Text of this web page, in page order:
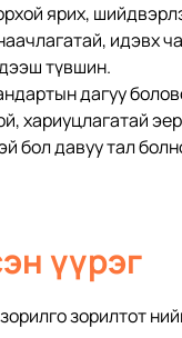
ярих,
идэвх
түвшин.
дагуу
хариуцлагатай
бол давуу тал
үүрэг
зорилтот